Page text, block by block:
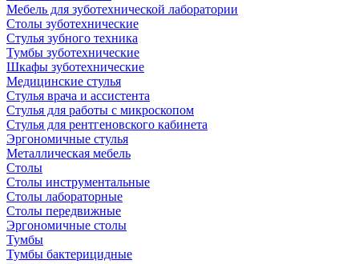
Мебель для зуботехнической лаборатории
Столы зуботехнические
Стулья зубного техника
Тумбы зуботехнические
Шкафы зуботехнические
Медицинские стулья
Стулья врача и ассистента
Стулья для работы с микроскопом
Стулья для рентгеновского кабинета
Эргономичные стулья
Металлическая мебель
Столы
Столы инструментальные
Столы лабораторные
Столы передвижные
Эргономичные столы
Тумбы
Тумбы бактерицидные